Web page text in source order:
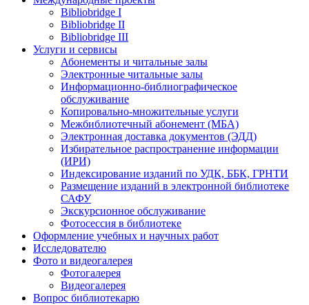
Bibliobridge I
Bibliobridge II
Bibliobridge III
Услуги и сервисы
Абонементы и читальные залы
Электронные читальные залы
Информационно-библиографическое
обслуживание
Копировально-множительные услуги
Межбиблиотечный абонемент (МБА)
Электронная доставка документов (ЭДД)
Избирательное распространение информации
(ИРИ)
Индексирование изданий по УДК, ББК, ГРНТИ
Размещение изданий в электронной библиотеке
САФУ
Экскурсионное обслуживание
Фотосессия в библиотеке
Оформление учебных и научных работ
Исследователю
Фото и видеогалерея
Фотогалерея
Видеогалерея
Вопрос библиотекарю